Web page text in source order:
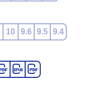
10 9.6 9.5 9.4